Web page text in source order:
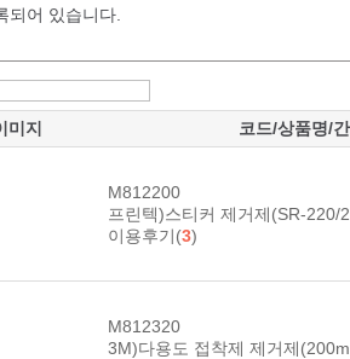
되어 있습니다.
미지 코드/상품명/
M812200
프린텍)스티커 제거제(SR-220/
이용후기(3)
M812320
3M)다용도 접착제 제거제